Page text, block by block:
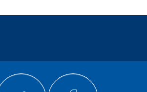
en France,...
FEUILLETER